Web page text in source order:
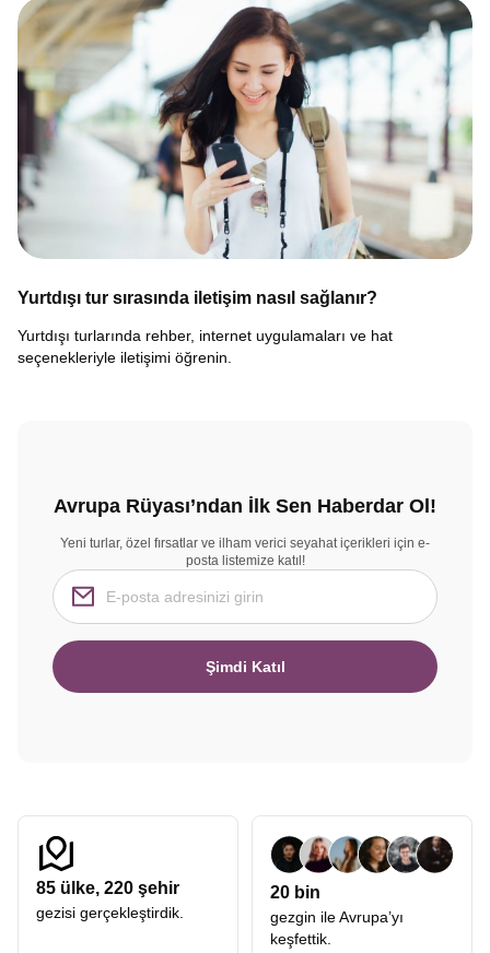
Yurtdışı tur sırasında iletişim nasıl sağlanır?
Yurtdışı turlarında rehber, internet uygulamaları ve hat
seçenekleriyle iletişimi öğrenin.
Avrupa Rüyası’ndan İlk Sen Haberdar Ol!
Yeni turlar, özel fırsatlar ve ilham verici seyahat içerikleri için e-
posta listemize katıl!
Şimdi Katıl
85 ülke, 220 şehir
gezisi gerçekleştirdik.
20 bin
gezgin ile Avrupa’yı
keşfettik.